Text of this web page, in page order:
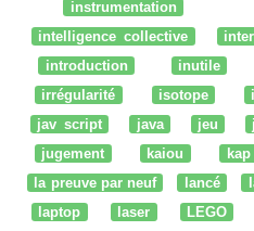
instrumentation
intelligence collective
introduction
inutile
irrégularité
isotope
jav script
java jeu
jugement
kaiou kap
la preuve par neuf
lancé
laptop
laser LEGO